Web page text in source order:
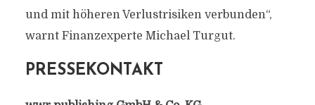
und mit höheren Verlustrisiken verbunden“,
warnt Finanzexperte Michael Turgut.
PRESSEKONTAKT